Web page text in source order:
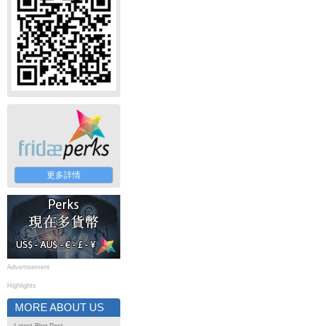
更多詳情
Advertisement
Highlights
MORE ABOUT US